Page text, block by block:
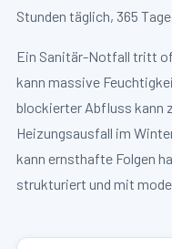
Stunden täglich, 365
Ein Sanitär-Notfall tritt
kann massive
blockierter Abfluss kann
Heizungsausfall im
kann ernsthafte Folgen
strukturiert und mit